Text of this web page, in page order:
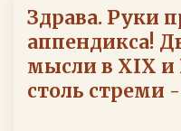
Здрава. Руки
аппендикса!
мысли в ХIХ и
столь стреми